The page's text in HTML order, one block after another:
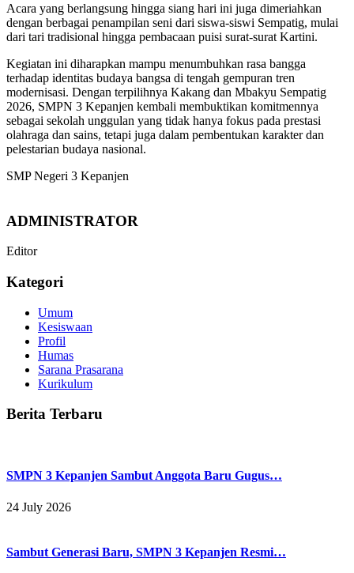
Acara yang berlangsung hingga siang hari ini juga dimeriahkan
dengan berbagai penampilan seni dari siswa-siswi Sempatig, mulai
dari tari tradisional hingga pembacaan puisi surat-surat Kartini.
Kegiatan ini diharapkan mampu menumbuhkan rasa bangga
terhadap identitas budaya bangsa di tengah gempuran tren
modernisasi. Dengan terpilihnya Kakang dan Mbakyu Sempatig
2026, SMPN 3 Kepanjen kembali membuktikan komitmennya
sebagai sekolah unggulan yang tidak hanya fokus pada prestasi
olahraga dan sains, tetapi juga dalam pembentukan karakter dan
pelestarian budaya nasional.
SMP Negeri 3 Kepanjen
ADMINISTRATOR
Editor
Kategori
Umum
Kesiswaan
Profil
Humas
Sarana Prasarana
Kurikulum
Berita Terbaru
SMPN 3 Kepanjen Sambut Anggota Baru Gugus…
24 July 2026
Sambut Generasi Baru, SMPN 3 Kepanjen Resmi…